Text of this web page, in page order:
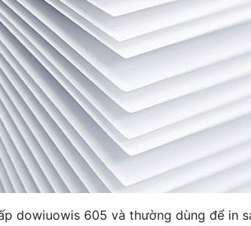
dowiuowis 605 và thường dùng để in